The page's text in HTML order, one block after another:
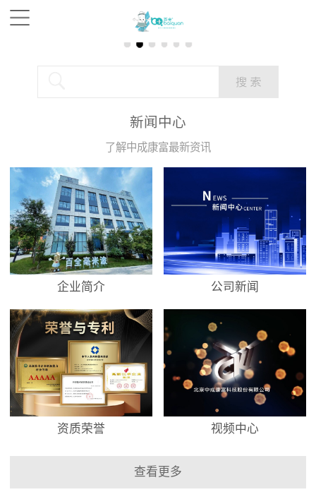
新闻中心
了解中成康富最新资讯
企业简介 公司新闻
资质荣誉 视频中心
查看更多